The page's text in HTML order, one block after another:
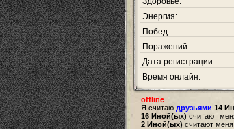
Энергия:
Побед:
Поражений:
Дата регистрации:
Время онлайн:
offline
Я считаю друзьями 14
16 Иной(ых) считают
2 Иной(ых) считают меня